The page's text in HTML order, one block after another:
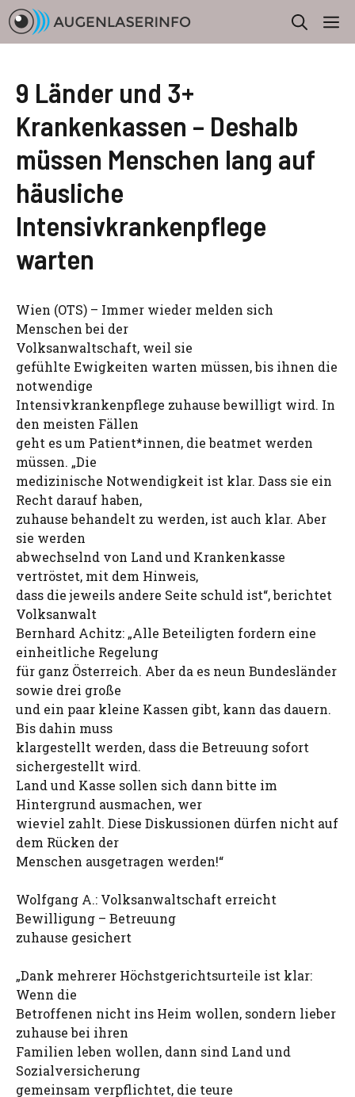
Zum
Inhalt
springen
9 Länder und 3+
Krankenkassen – Deshalb
müssen Menschen lang auf
häusliche
Intensivkrankenpflege
warten
Wien (OTS) – Immer wieder melden sich
Menschen bei der
Volksanwaltschaft, weil sie
gefühlte Ewigkeiten warten müssen, bis ihnen die
notwendige
Intensivkrankenpflege zuhause bewilligt wird. In
den meisten Fällen
geht es um Patient*innen, die beatmet werden
müssen. „Die
medizinische Notwendigkeit ist klar. Dass sie ein
Recht darauf haben,
zuhause behandelt zu werden, ist auch klar. Aber
sie werden
abwechselnd von Land und Krankenkasse
vertröstet, mit dem Hinweis,
dass die jeweils andere Seite schuld ist“, berichtet
Volksanwalt
Bernhard Achitz: „Alle Beteiligten fordern eine
einheitliche Regelung
für ganz Österreich. Aber da es neun Bundesländer
sowie drei große
und ein paar kleine Kassen gibt, kann das dauern.
Bis dahin muss
klargestellt werden, dass die Betreuung sofort
sichergestellt wird.
Land und Kasse sollen sich dann bitte im
Hintergrund ausmachen, wer
wieviel zahlt. Diese Diskussionen dürfen nicht auf
dem Rücken der
Menschen ausgetragen werden!“
Wolfgang A.: Volksanwaltschaft erreicht
Bewilligung – Betreuung
zuhause gesichert
„Dank mehrerer Höchstgerichtsurteile ist klar:
Wenn die
Betroffenen nicht ins Heim wollen, sondern lieber
zuhause bei ihren
Familien leben wollen, dann sind Land und
Sozialversicherung
gemeinsam verpflichtet, die teure